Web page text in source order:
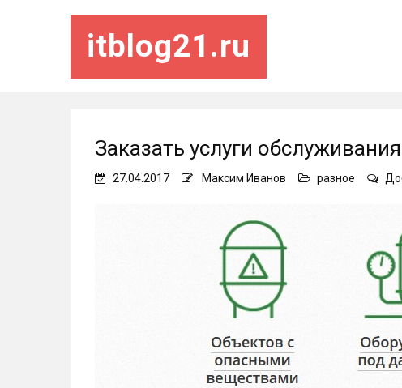
itblog21.ru
Заказать услуги
27.04.2017 Максим Иванов разное